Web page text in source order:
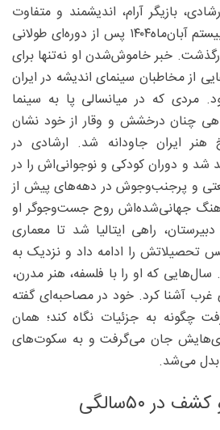
بازیگر آرام، اندیشمند و متفاوت
سینمای ایران، صبح روز بیستم آبان‌ماه۱۴۰۴ پس از دوره‌ای طولانی
خبر خاموش‌شدن او نه‌تنها برای
از مخاطبان سینمای اندیشه در ایران
مردی که در میانسالی پا به سینما
چنان درخشش و وقار از خود نشان
ایران جاودانه شد. ارشادی در
متولد شد و دوران کودکی و نوجوانی‌اش را در
و پرجنب‌وجوش در دهه‌های پیش از
جهانی‌شده‌اش روح جست‌وجوگر او
راهی ایتالیا شد تا معماری
تحصیلاتش را ادامه داد و نزدیک به
سال‌هایی که او را با فلسفه، هنر مدرن،
آشنا کرد. خود در مصاحبه‌ای گفته
چگونه به جزئیات نگاه کند؛ همان
جان می‌گرفت و به سکوت‌های
بدل می‌شد.
۵۰‌سالگی